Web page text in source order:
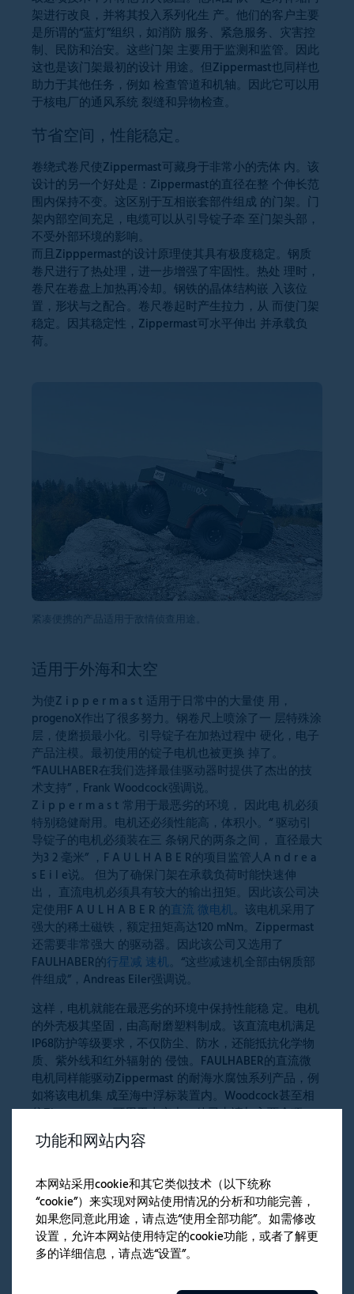
架进行改良，并将其投入系列化生 产。他们的客户主要
是所谓的“蓝灯”组织，如消防 服务、紧急服务、灾害控
制、民防和治安。这些门架 主要用于监测和监管。因此
这也是该门架最初的设计 用途。但Zippermast也同样也
助力于其他任务，例如 检查管道和机轴。因此它可以用
于核电厂的通风系统 裂缝和异物检查。
节省空间，性能稳定。
卷绕式卷尺使Zippermast可藏身于非常小的壳体 内。该
设计的另一个好处是：Zippermast的直径在整 个伸长范
围内保持不变。这区别于互相嵌套部件组成 的门架。门
架内部空间充足，电缆可以从引导锭子牵 至门架头部，
不受外部环境的影响。
而且Zipppermast的设计原理使其具有极度稳定。钢质
卷尺进行了热处理，进一步增强了牢固性。热处 理时，
卷尺在卷盘上加热再冷却。钢铁的晶体结构嵌 入该位
置，形状与之配合。卷尺卷起时产生拉力，从 而使门架
稳定。因其稳定性，Zippermast可水平伸出 并承载负
荷。
紧凑便携的产品适用于敌情侦查用途。
适用于外海和太空
为使Z i p p e r m a s t 适用于日常中的大量使 用，
progenoX作出了很多努力。钢卷尺上喷涂了一 层特殊涂
层，使磨损最小化。引导锭子在加热过程中 硬化，电子
产品注模。最初使用的锭子电机也被更换 掉了。
“FAULHABER在我们选择最佳驱动器时提供了杰出的技
术支持”，Frank Woodcock强调说。
Z i p p e r m a s t 常用于最恶劣的环境， 因此电 机必须
特别稳健耐用。电机还必须性能高，体积小。“ 驱动引
导锭子的电机必须装在三 条钢尺的两条之间， 直径最大
为3 2 毫米” ，F A U L H A B E R的项目监管人A n d r e a
s E i l e说。 但为了确保门架在承载负荷时能快速伸
出， 直流电机必须具有较大的输出扭矩。因此该公司决
定使用F A U L H A B E R 的直流 微电机 。该电机采用了
强大的稀土磁铁，额定扭矩高达120 mNm。Zippermast
还需要非常强大 的驱动器。因此该公司又选用了
FAULHABER的行星减 速机 。“这些减速机全部由钢质部
件组成”，Andreas Eiler强调说。
这样，电机就能在最恶劣的环境中保持性能稳 定。电机
的外壳极其坚固，由高耐磨塑料制成。该直流电机满足
IP68防护等级要求，不仅防尘、防水，还能抵抗化学物
质、紫外线和红外辐射的 侵蚀。FAULHABER的直流微
电机同样能驱动Zippermast 的耐海水腐蚀系列产品，例
如将该电机集 成至海中浮标装置内。Woodcock甚至相
信Zipppermast 可用于太空中。他已申请加入两个项
目。“ Zippermast同样可用于中小型卫星天线的吊杆或
光学设备。此外，我们正与ODG-ARGO公司展开合 作。
太空局（CSA）提供机器人车辆。我们刚把 Zippermast
装到一台ARGO机器人身上，这个机器人 可能会执行火
星任务。我们很有可能参与到这些太空 项目中。”
功能和网站内容
本网站采用cookie和其它类似技术（以下统称
“cookie”）来实现对网站使用情况的分析和功能完善，
如果您同意此用途，请点选“使用全部功能”。如需修改
设置，允许本网站使用特定的cookie功能，或者了解更
多的详细信息，请点选“设置”。